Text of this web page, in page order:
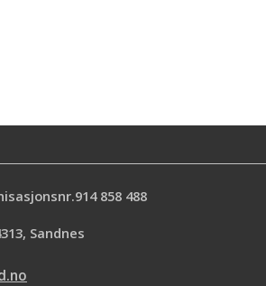
858 488
Sandnes